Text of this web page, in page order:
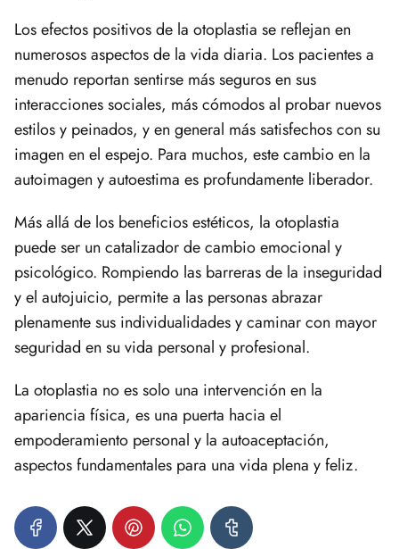
Los efectos positivos de la otoplastia se reflejan en
numerosos aspectos de la vida diaria. Los pacientes a
menudo reportan sentirse más seguros en sus
interacciones sociales, más cómodos al probar nuevos
estilos y peinados, y en general más satisfechos con su
imagen en el espejo. Para muchos, este cambio en la
autoimagen y autoestima es profundamente liberador.
Más allá de los beneficios estéticos, la otoplastia
puede ser un catalizador de cambio emocional y
psicológico. Rompiendo las barreras de la inseguridad
y el autojuicio, permite a las personas abrazar
plenamente sus individualidades y caminar con mayor
seguridad en su vida personal y profesional.
La otoplastia no es solo una intervención en la
apariencia física, es una puerta hacia el
empoderamiento personal y la autoaceptación,
aspectos fundamentales para una vida plena y feliz.